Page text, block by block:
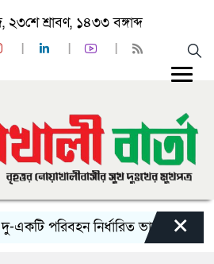
শ্রাবণ, ১৪৩৩ বঙ্গাব্দ
পরিবহন নির্ধারিত ভাড়ার চেয়েও কম
×